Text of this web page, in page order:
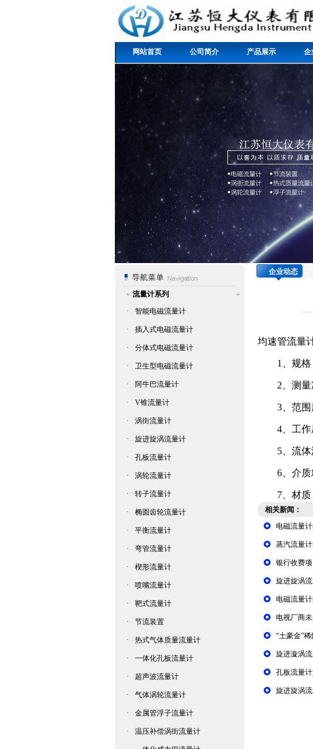
网站首页 公司简介 产品展示 企
流量计系列
·
智能电磁流量计
· 插入式电磁流量计
· 分体式电磁流量计
· 卫生型电磁流量计
· 阿牛巴流量计
· V锥流量计
· 涡街流量计
· 旋进旋涡流量计
· 孔板流量计
· 涡轮流量计
· 转子流量计
· 椭圆齿轮流量计
· 平衡流量计
· 弯管流量计
· 楔形流量计
· 喷嘴流量计
· 靶式流量计
· 节流装置
· 热式气体质量流量计
· 一体化孔板流量计
· 超声波流量计
· 气体涡轮流量计
· 金属管浮子流量计
· 温压补偿涡街流量计
企业动态
均速管流量
1、规格：
2、测量准
3、范围度
4、工作压
5、流体
6、介质粘
7、材质
相关新闻：
电磁流量
蒸汽流量
银行收费
旋进旋涡
电磁流量
电视厂商
“土豪金”
旋进漩涡
孔板流量
旋进旋涡